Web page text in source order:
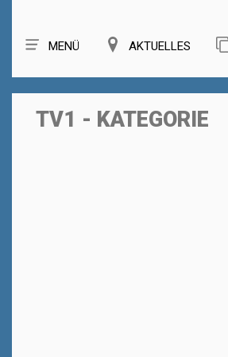
MENÜ AKTUELLES
TV1 - KATEGORIE